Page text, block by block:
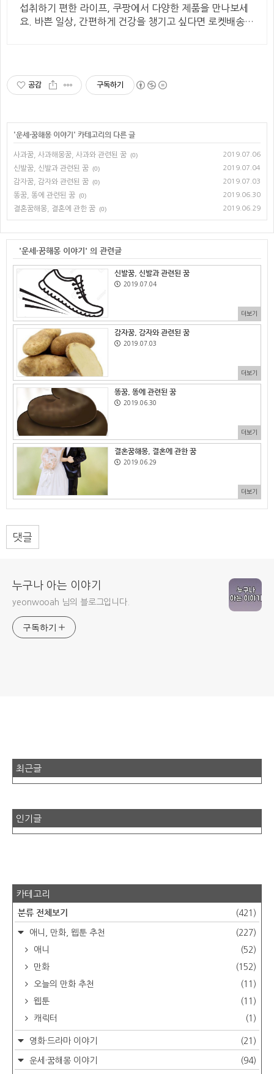
섭취하기 편한 라이프, 쿠팡에서 다양한 제품을 만나보세
요. 바쁜 일상, 간편하게 건강을 챙기고 싶다면 로켓배송으
공감 구독하기
'운세·꿈해몽 이야기 ' 카테고리의 다른 글
사과꿈, 사과해몽꿈, 사과와 관련된 꿈 (0) 2019.07.06
신발꿈, 신발과 관련된 꿈 (0) 2019.07.04
감자꿈, 감자와 관련된 꿈 (0) 2019.07.03
똥꿈, 똥에 관련된 꿈 (0) 2019.06.30
결혼꿈해몽, 결혼에 관한 꿈 (0) 2019.06.29
'운세·꿈해몽 이야기' 의 관련글
신발꿈, 신발과 관련된 꿈
2019.07.04
더보기
감자꿈, 감자와 관련된 꿈
2019.07.03
더보기
똥꿈, 똥에 관련된 꿈
2019.06.30
더보기
결혼꿈해몽, 결혼에 관한 꿈
2019.06.29
더보기
댓글
누구나 아는 이야기
yeonwooah 님의 블로그입니다.
구독하기
최근글
인기글
카테고리
분류 전체보기 (421)
애니, 만화, 웹툰 추천
(227)
애니
(52)
만화
(152)
오늘의 만화 추천
(11)
웹툰
(11)
캐릭터
(1)
영화·드라마 이야기 (21)
운세·꿈해몽 이야기 (94)